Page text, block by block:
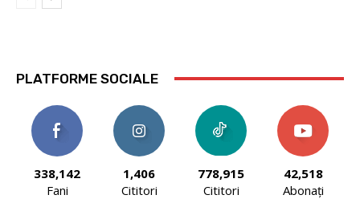
PLATFORME SOCIALE
338,142
Fani
1,406
Cititori
778,915
Cititori
42,518
Abonați